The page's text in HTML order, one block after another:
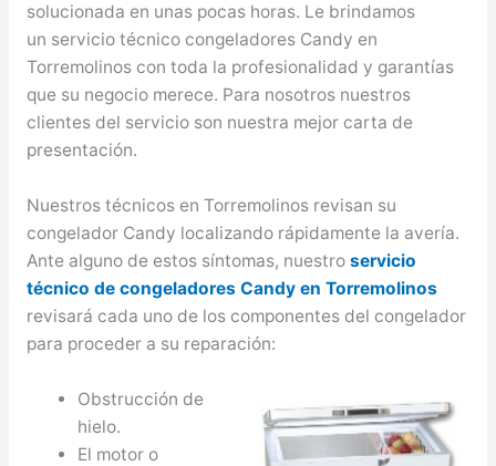
solucionada en unas pocas horas. Le brindamos
un servicio técnico congeladores Candy en
Torremolinos con toda la profesionalidad y garantías
que su negocio merece. Para nosotros nuestros
clientes del servicio son nuestra mejor carta de
presentación.
Nuestros técnicos en Torremolinos revisan su
congelador Candy localizando rápidamente la avería.
Ante alguno de estos síntomas, nuestro servicio
técnico de congeladores Candy en Torremolinos
revisará cada uno de los componentes del congelador
para proceder a su reparación:
Obstrucción de
hielo.
El motor o